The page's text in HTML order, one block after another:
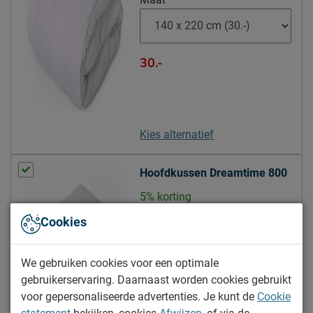
info@beddenreus.nl
30.-
Kies alternatief
Hoofdkussen Dreamtime 800
5% korting
Hoogte: 10 cm
40.-
Cookies
We gebruiken cookies voor een optimale
gebruikerservaring. Daarnaast worden cookies gebruikt
voor gepersonaliseerde advertenties. Je kunt de Cookie